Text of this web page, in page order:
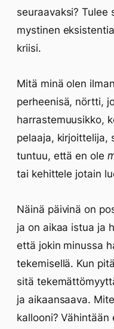
seuraavaksi? Tulee
mystinen
kriisi.
Mitä minä olen
perheenisä, nörtti,
harrastemuusikko,
pelaaja, kirjoittelija,
tuntuu, että en ole
tai kehittele jotain
Näinä päivinä on
ja on aikaa istua ja
että jokin minussa
tekemisellä. Kun
sitä
ja aikaansaava.
kallooni?